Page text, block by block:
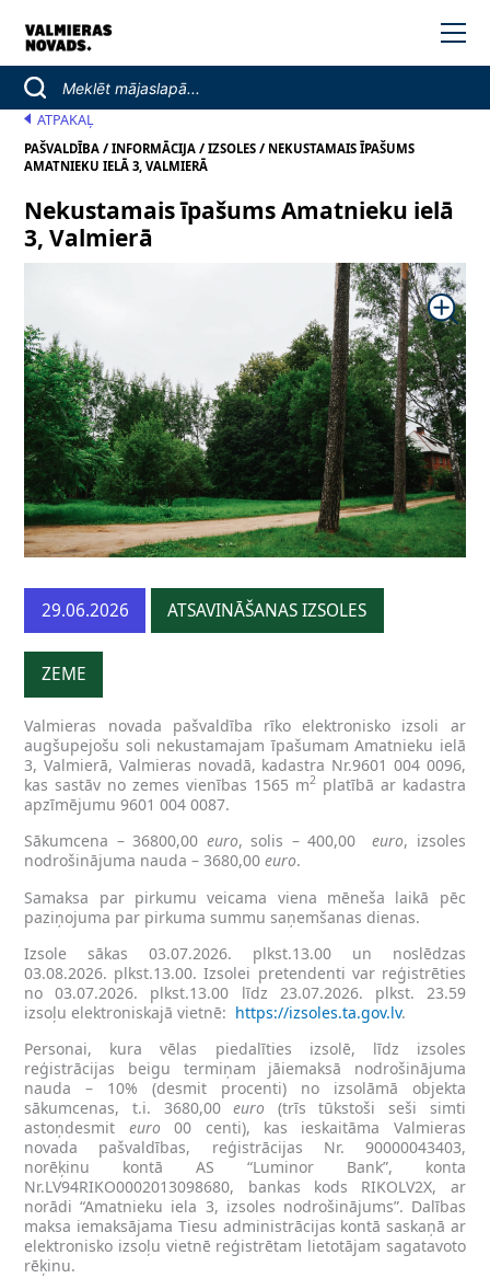
ATPAKAĻ
PAŠVALDĪBA /INFORMĀCIJA /IZSOLES / NEKUSTAMAIS ĪPAŠUMS
AMATNIEKU IELĀ 3, VALMIERĀ
Nekustamais īpašums Amatnieku ielā
3, Valmierā
29.06.2026 ATSAVINĀŠANAS IZSOLES
ZEME
Valmieras novada pašvaldība rīko elektronisko izsoli ar
augšupejošu soli nekustamajam īpašumam Amatnieku ielā
3, Valmierā, Valmieras novadā, kadastra Nr.9601 004 0096,
kas sastāv no zemes vienības 1565 m2platībā ar kadastra
apzīmējumu 9601 004 0087.
Sākumcena – 36800,00 euro, solis – 400,00euro, izsoles
nodrošinājuma nauda – 3680,00euro.
Samaksa par pirkumu veicama viena mēneša laikā pēc
paziņojuma par pirkuma summu saņemšanas dienas.
Izsole sākas 03.07.2026. plkst.13.00 un noslēdzas
03.08.2026. plkst.13.00. Izsolei pretendenti var reģistrēties
no 03.07.2026. plkst.13.00 līdz 23.07.2026. plkst. 23.59
izsoļu elektroniskajā vietnē: https://izsoles.ta.gov.lv.
Personai, kura vēlas piedalīties izsolē, līdz izsoles
reģistrācijas beigu termiņam jāiemaksā nodrošinājuma
nauda – 10% (desmit procenti) no izsolāmā objekta
sākumcenas, t.i. 3680,00euro (trīs tūkstoši seši simti
astoņdesmit euro00 centi), kas ieskaitāma Valmieras
novada pašvaldības, reģistrācijas Nr. 90000043403,
norēķinu kontā AS “Luminor Bank”, konta
Nr.LV94RIKO0002013098680, bankas kods RIKOLV2X, ar
norādi “Amatnieku iela 3, izsoles nodrošinājums”. Dalības
maksa iemaksājama Tiesu administrācijas kontā saskaņā ar
elektronisko izsoļu vietnē reģistrētam lietotājam sagatavoto
rēķinu.